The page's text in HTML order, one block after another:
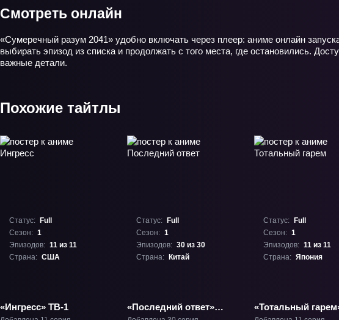
Смотреть онлайн
«Сумеречный разум 2041» удобно включать через плеер: аниме онлайн
выбирать эпизод из списка и продолжать с того места, где остановились.
важные детали.
Похожие тайтлы
Статус:
Full
Сезон: 1
Эпизодов: 11 из 11
Страна: США
«Ингресс» ТВ-1
Статус:
Full
Сезон: 1
Эпизодов: 30 из 30
Страна:
Китай
«Последний ответ»
Статус:
Full
Сезон: 1
Эпизодов: 11 из 11
Страна: Япония
«Тотальный